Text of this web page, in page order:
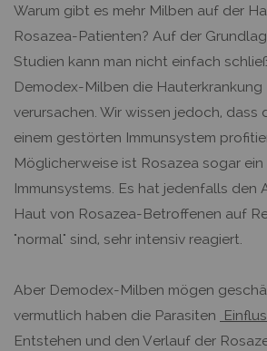
Warum gibt es mehr Milben auf der
Rosazea-Patienten? Auf der
Studien kann man nicht einfach
Demodex-Milben die Hauterkrankung
verursachen. Wir wissen jedoch, dass
einem gestörten Immunsystem
Möglicherweise ist Rosazea sogar ein
Immunsystems. Es hat jedenfalls den
Haut von Rosazea-Betroffenen auf
"normal" sind, sehr intensiv reagiert.
Aber Demodex-Milben mögen
vermutlich haben die Parasiten
Entstehen und den Verlauf der